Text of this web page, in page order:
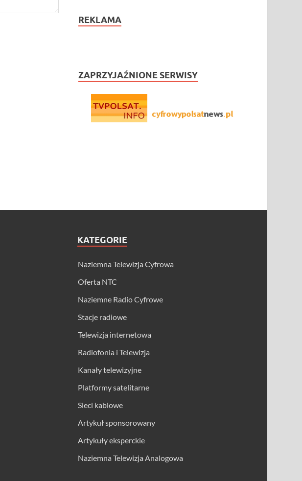
REKLAMA
ZAPRZYJAŹNIONE SERWISY
KATEGORIE
Naziemna Telewizja Cyfrowa
Oferta NTC
Naziemne Radio Cyfrowe
Stacje radiowe
Telewizja internetowa
Radiofonia i Telewizja
Kanały telewizyjne
Platformy satelitarne
Sieci kablowe
Artykuł sponsorowany
Artykuły eksperckie
Naziemna Telewizja Analogowa